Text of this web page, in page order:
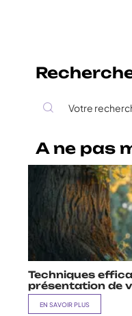
A ne pas
Techniques
présentation de
EN SAVOIR PLUS